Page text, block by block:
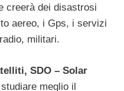
creerà dei disastrosi
aereo, i Gps, i servizi
militari.
SDO – Solar
meglio il